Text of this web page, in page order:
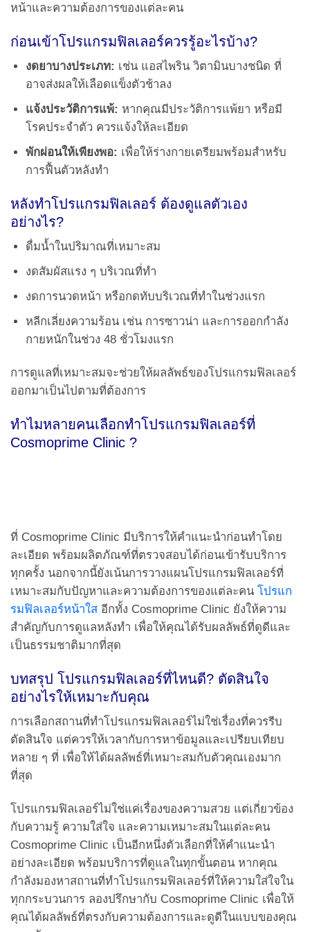
หน้าและความต้องการของแต่ละคน
ก่อนเข้าโปรแกรมฟิลเลอร์ควรรู้อะไรบ้าง?
งดยาบางประเภท: เช่น แอสไพริน วิตามินบางชนิด ที่
อาจส่งผลให้เลือดแข็งตัวช้าลง
แจ้งประวัติการแพ้: หากคุณมีประวัติการแพ้ยา หรือมี
โรคประจำตัว ควรแจ้งให้ละเอียด
พักผ่อนให้เพียงพอ: เพื่อให้ร่างกายเตรียมพร้อมสำหรับ
การฟื้นตัวหลังทำ
หลังทำโปรแกรมฟิลเลอร์ ต้องดูแลตัวเอง
อย่างไร?
ดื่มน้ำในปริมาณที่เหมาะสม
งดสัมผัสแรง ๆ บริเวณที่ทำ
งดการนวดหน้า หรือกดทับบริเวณที่ทำในช่วงแรก
หลีกเลี่ยงความร้อน เช่น การซาวน่า และการออกกำลัง
กายหนักในช่วง 48 ชั่วโมงแรก
การดูแลที่เหมาะสมจะช่วยให้ผลลัพธ์ของโปรแกรมฟิลเลอร์
ออกมาเป็นไปตามที่ต้องการ
ทำไมหลายคนเลือกทำโปรแกรมฟิลเลอร์ที่
Cosmoprime Clinic ?
ที่ Cosmoprime Clinic มีบริการให้คำแนะนำก่อนทำโดย
ละเอียด พร้อมผลิตภัณฑ์ที่ตรวจสอบได้ก่อนเข้ารับบริการ
ทุกครั้ง นอกจากนี้ยังเน้นการวางแผนโปรแกรมฟิลเลอร์ที่
เหมาะสมกับปัญหาและความต้องการของแต่ละคน โปรแก
รมฟิลเลอร์หน้าใส อีกทั้ง Cosmoprime Clinic ยังให้ความ
สำคัญกับการดูแลหลังทำ เพื่อให้คุณได้รับผลลัพธ์ที่ดูดีและ
เป็นธรรมชาติมากที่สุด
บทสรุป โปรแกรมฟิลเลอร์ที่ไหนดี? ตัดสินใจ
อย่างไรให้เหมาะกับคุณ
การเลือกสถานที่ทำโปรแกรมฟิลเลอร์ไม่ใช่เรื่องที่ควรรีบ
ตัดสินใจ แต่ควรให้เวลากับการหาข้อมูลและเปรียบเทียบ
หลาย ๆ ที่ เพื่อให้ได้ผลลัพธ์ที่เหมาะสมกับตัวคุณเองมาก
ที่สุด
โปรแกรมฟิลเลอร์ไม่ใช่แค่เรื่องของความสวย แต่เกี่ยวข้อง
กับความรู้ ความใส่ใจ และความเหมาะสมในแต่ละคน
Cosmoprime Clinic เป็นอีกหนึ่งตัวเลือกที่ให้คำแนะนำ
อย่างละเอียด พร้อมบริการที่ดูแลในทุกขั้นตอน หากคุณ
กำลังมองหาสถานที่ทำโปรแกรมฟิลเลอร์ที่ให้ความใส่ใจใน
ทุกกระบวนการ ลองปรึกษากับ Cosmoprime Clinic เพื่อให้
คุณได้ผลลัพธ์ที่ตรงกับความต้องการและดูดีในแบบของคุณ